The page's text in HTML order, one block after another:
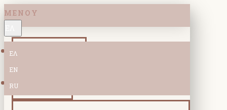
ΜΕΝΟΎ
ΕΛ
EN
RU
ΝΕΕΣ ΑΦΙΞΕΙΣ
ΚΟΛΕΞΙΟΝ